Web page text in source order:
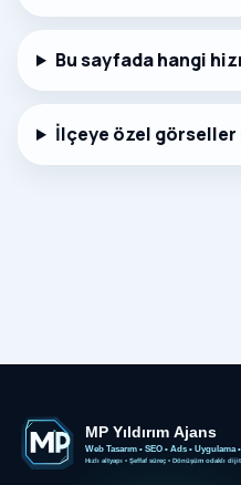
Bu sayfada hangi
İlçeye özel görseller